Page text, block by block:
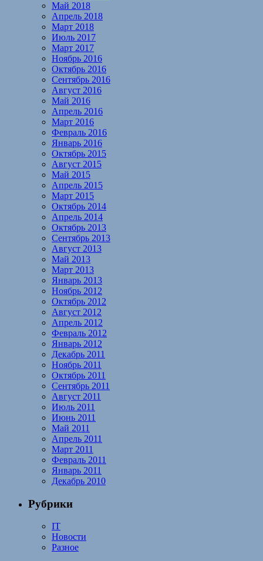
Май 2018
Апрель 2018
Март 2018
Июль 2017
Март 2017
Ноябрь 2016
Октябрь 2016
Сентябрь 2016
Август 2016
Май 2016
Апрель 2016
Март 2016
Февраль 2016
Январь 2016
Октябрь 2015
Август 2015
Май 2015
Апрель 2015
Март 2015
Октябрь 2014
Апрель 2014
Октябрь 2013
Сентябрь 2013
Август 2013
Май 2013
Март 2013
Январь 2013
Ноябрь 2012
Октябрь 2012
Август 2012
Апрель 2012
Февраль 2012
Январь 2012
Декабрь 2011
Ноябрь 2011
Октябрь 2011
Сентябрь 2011
Август 2011
Июль 2011
Июнь 2011
Май 2011
Апрель 2011
Март 2011
Февраль 2011
Январь 2011
Декабрь 2010
Рубрики
IT
Новости
Разное